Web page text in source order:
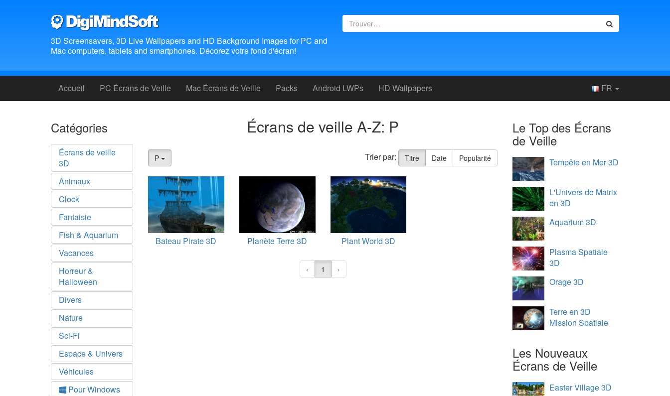
3D Screensavers, 3D Live Wallpapers and HD Background Images for PC and
Mac computers, tablets and smartphones. Décorez votre fond d'écran!
Accueil PC Écrans de Veille Mac Écrans de Veille Packs Android LWPs HD Wallpapers FR
Catégories
Écrans de veille
3D
Animaux
Clock
Fantaisie
Fish & Aquarium
Vacances
Horreur &
Halloween
Divers
Nature
Sci-Fi
Espace & Univers
Véhicules
Pour Windows
Écrans de veille A-Z: P
P Trier par: Titre Date Popularité
Bateau Pirate 3D Planète Terre 3D Plant World 3D
‹ 1 ›
Le Top des Écrans
de Veille
Tempête en Mer 3D
L'Univers de Matrix
en 3D
Aquarium 3D
Plasma Spatiale
3D
Orage 3D
Terre en 3D
Mission Spatiale
Les Nouveaux
Écrans de Veille
Easter Village 3D